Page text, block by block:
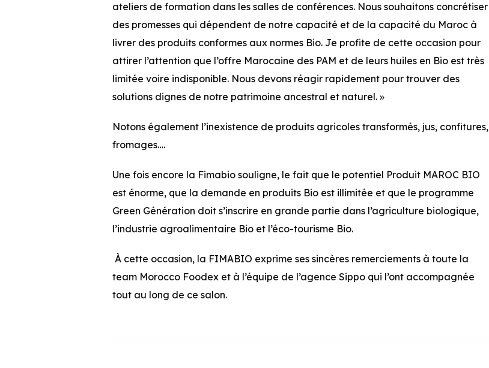
ateliers de formation dans les salles de conférences. Nous souhaitons concrétiser
des promesses qui dépendent de notre capacité et de la capacité du Maroc à
livrer des produits conformes aux normes Bio. Je profite de cette occasion pour
attirer l’attention que l’offre Marocaine des PAM et de leurs huiles en Bio est très
limitée voire indisponible. Nous devons réagir rapidement pour trouver des
solutions dignes de notre patrimoine ancestral et naturel. »
Notons également l’inexistence de produits agricoles transformés, jus, confitures,
fromages….
Une fois encore la Fimabio souligne, le fait que le potentiel Produit MAROC BIO
est énorme, que la demande en produits Bio est illimitée et que le programme
Green Génération doit s’inscrire en grande partie dans l’agriculture biologique,
l’industrie agroalimentaire Bio et l’éco-tourisme Bio.
À cette occasion, la FIMABIO exprime ses sincères remerciements à toute la
team Morocco Foodex et à l’équipe de l’agence Sippo qui l’ont accompagnée
tout au long de ce salon.